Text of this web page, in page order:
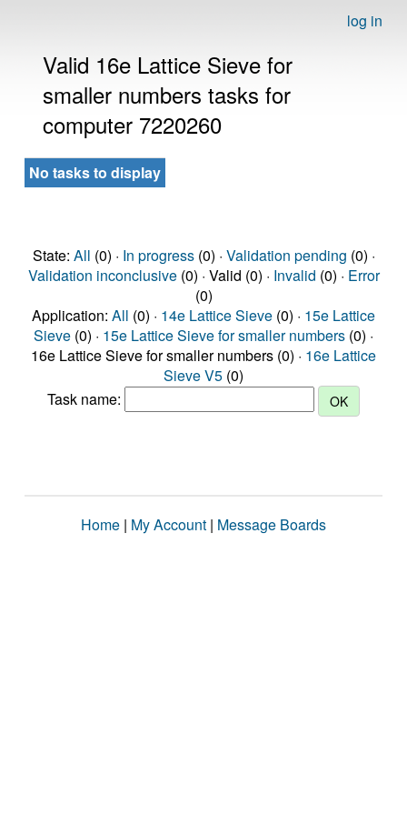
log in
Valid 16e Lattice Sieve for
smaller numbers tasks for
computer 7220260
No tasks to display
State: All (0) · In progress(0) · Validation pending (0) ·
Validation inconclusive(0) · Valid (0) · Invalid (0) · Error
(0)
Application: All (0) · 14e Lattice Sieve (0) · 15e Lattice
Sieve (0) · 15e Lattice Sieve for smaller numbers (0) ·
16e Lattice Sieve for smaller numbers (0) · 16e Lattice
Sieve V5 (0)
Task name:
Home | My Account | Message Boards